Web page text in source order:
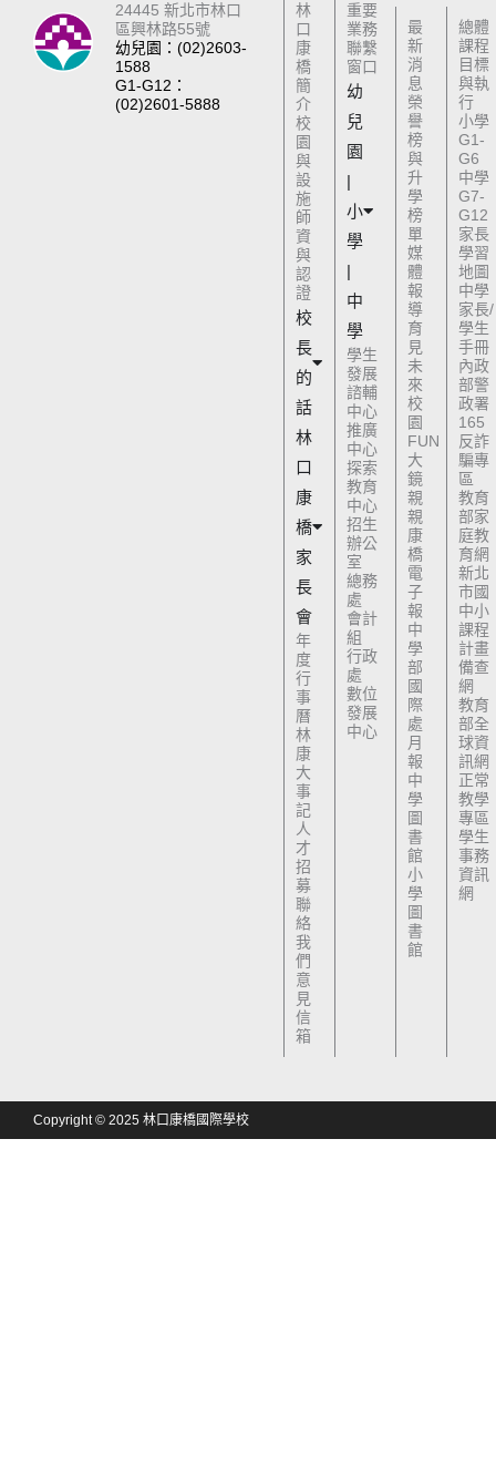
24445 新北市林口
區興林路55號
幼兒園：(02)2603-
1588
G1-G12：
(02)2601-5888
林
口
康
橋
簡
介
校
園
與
設
施
師
資
與
認
證
校
長
的
話
林
口
康
橋
家
長
會
年
度
行
事
曆
林
康
大
事
記
人
才
招
募
聯
絡
我
們
意
見
信
箱
重要
業務
聯繫
窗口
幼
兒
園
|
小
學
|
中
學
學生
發展
諮輔
中心
推廣
中心
探索
教育
中心
招生
辦公
室
總務
處
會計
組
行政
處
數位
發展
中心
最
新
消
息
榮
譽
榜
與
升
學
榜
單
媒
體
報
導
育
見
未
來
校
園
FUN
大
鏡
親
親
康
橋
電
子
報
中
學
部
國
際
處
月
報
中
學
圖
書
館
小
學
圖
書
館
總體
課程
目標
與執
行
小學
G1-
G6
中學
G7-
G12
家長
學習
地圖
中學
家長/
學生
手冊
內政
部警
政署
165
反詐
騙專
區
教育
部家
庭教
育網
新北
市國
中小
課程
計畫
備查
網
教育
部全
球資
訊網
正常
教學
專區
學生
事務
資訊
網
Copyright © 2025 林口康橋國際學校